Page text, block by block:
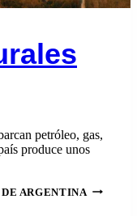
petróleo, gas,
produce unos
ARGENTINA